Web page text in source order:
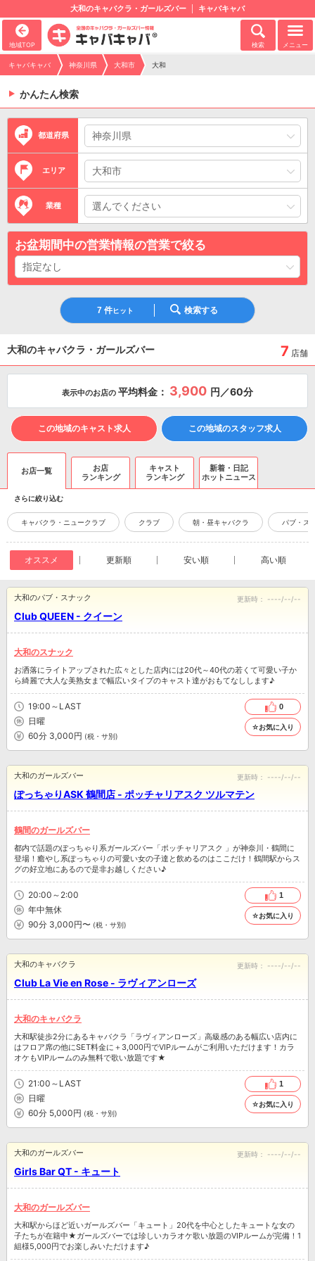
大和のキャバクラ・ガールズバー キャバキャバ
地域TOP 検索 メニュー
キャバキャバ 神奈川県 大和市 大和
かんたん検索
都道府県
エリア
業種
お盆期間中の営業情報の営業で絞る
7 件ヒット 検索する
大和のキャバクラ・ガールズバー 7 店舗
表示中のお店の 平均料金： 3,900 円／60分
この地域のキャスト求人 この地域のスタッフ求人
お店一覧
お店
ランキング
キャスト
ランキング
新着・日記
ホットニュース
さらに絞り込む
キャバクラ・ニュークラブ クラブ 朝・昼キャバクラ パブ・ス
オススメ 更新順 安い順 高い順
Club QUEEN - クイーン
大和のパブ・スナック 更新時： ----/--/--
大和のスナック
お洒落にライトアップされた広々とした店内には20代～40代の若くて可愛い子か
ら綺麗で大人な美熟女まで幅広いタイプのキャスト達がおもてなしします♪
19:00～LAST
日曜
60分 3,000円 (税・サ別)
0
☆お気に入り
ぽっちゃりASK 鶴間店 - ポッチャリアスク ツルマテン
大和のガールズバー 更新時： ----/--/--
鶴間のガールズバー
都内で話題のぽっちゃり系ガールズバー「ポッチャリアスク 」が神奈川・鶴間に
登場！癒やし系ぽっちゃりの可愛い女の子達と飲めるのはここだけ！鶴間駅からス
グの好立地にあるので是非お越しください♪
20:00～2:00
年中無休
90分 3,000円〜 (税・サ別)
1
☆お気に入り
Club La Vie en Rose - ラヴィアンローズ
大和のキャバクラ 更新時： ----/--/--
大和のキャバクラ
大和駅徒歩2分にあるキャバクラ「ラヴィアンローズ」高級感のある幅広い店内に
はフロア席の他にSET料金に＋3,000円でVIPルームがご利用いただけます！カラ
オケもVIPルームのみ無料で歌い放題です★
21:00～LAST
日曜
60分 5,000円 (税・サ別)
1
☆お気に入り
Girls Bar QT - キュート
大和のガールズバー 更新時： ----/--/--
大和のガールズバー
大和駅からほど近いガールズバー「キュート」20代を中心としたキュートな女の
子たちが在籍中★ガールズバーでは珍しいカラオケ歌い放題のVIPルームが完備！1
組様5,000円でお楽しみいただけます♪